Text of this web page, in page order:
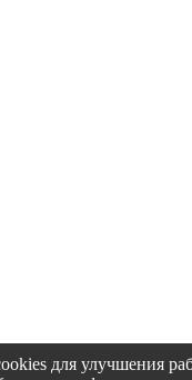
для улучшения